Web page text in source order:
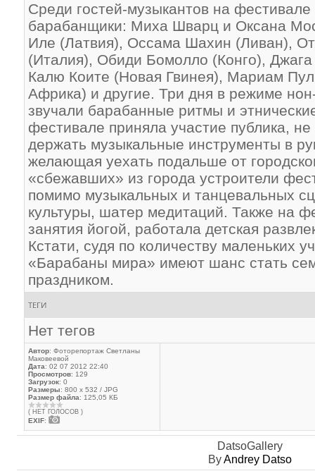
Среди гостей-музыкантов на
барабанщики: Миха Шварц и Оксана
Иле (Латвия), Оссама Шахин (Ливан),
(Италия), Обиди Бомолло (Конго),
Калю Коите (Новая Гвинея), Мариам
Африка) и другие. Три дня в режиме
звучали барабанные ритмы и
фестивале приняла участие публика,
держать музыкальные инструменты в
желающая уехать подальше от
«сбежавших» из города устроители
помимо музыкальных и танцевальных
культуры, шатер медитаций. Также на
занятия йогой, работала детская
Кстати, судя по количеству маленьких
«Барабаны мира» имеют шанс стать
праздником.
ТЕГИ
Нет тегов
Автор: Фоторепортаж Светланы
Маковеевой
Дата: 02 07 2012 22:40
Просмотров: 129
Загрузок: 0
Размеры: 800 x 532 / JPG
Размер файла: 125,05 КБ
( НЕТ ГОЛОСОВ )
EXIF:
DatsoGallery
ByAndrey Datso